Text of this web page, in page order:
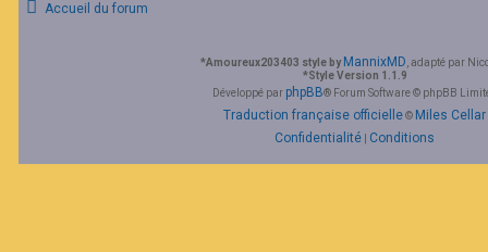
Accueil du forum
*Amoureux203403 style by MannixMD, adapté par
*Style Version 1.1.9
Développé par phpBB® Forum Software © phpBB
Traduction française officielle© Miles Cellar
Confidentialité Conditions